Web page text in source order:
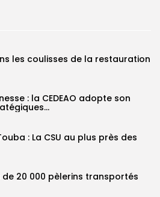
les coulisses de la restauration
: la CEDEAO adopte son
: La CSU au plus près des
de 20 000 pèlerins transportés